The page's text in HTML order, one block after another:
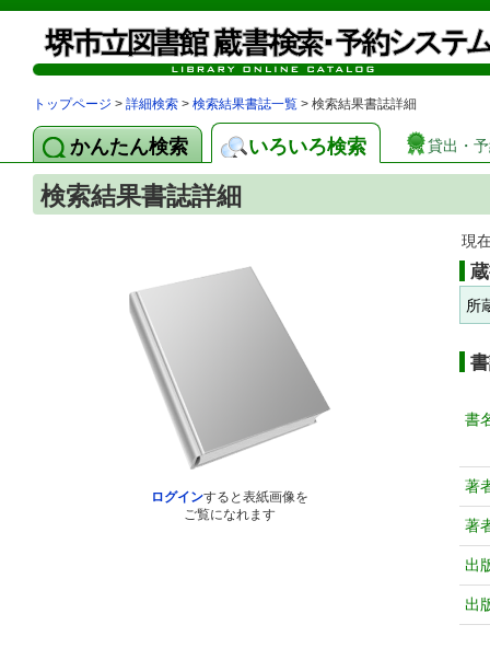
トップページ > 詳細検索 > 検索結果書誌一覧 > 検索結果書誌詳細
かんたん検索 いろいろ検索 貸出・
検索結果書誌詳細
ログインすると表紙画像を
ご覧になれます
現
所
書
著
著
出
出